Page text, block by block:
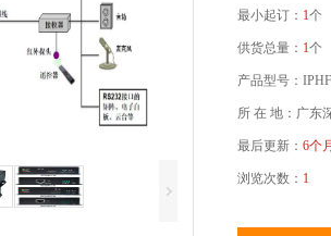
最小起订： 1个
供货总量： 1个
产品型号：
所 在 地：广东
最后更新： 6个
浏览次数： 1